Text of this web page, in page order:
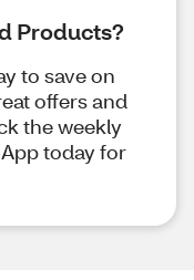
Products?
to save on
offers and
the weekly
today for